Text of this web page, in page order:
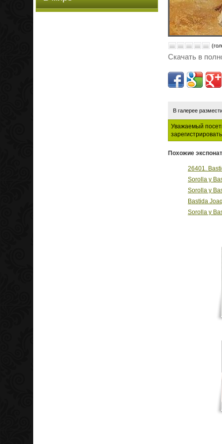
Скачать в
В галерее
Уважаемый
Похожие
26401.
Sorolla y
Sorolla y
Bastida
Sorolla y